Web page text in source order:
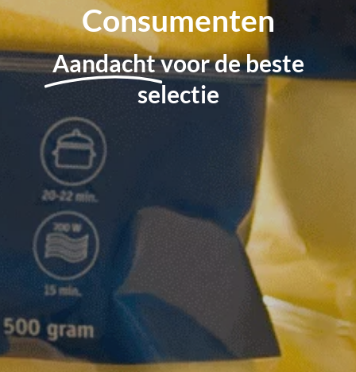
Consumenten
Aandachtvoor de beste
selectie